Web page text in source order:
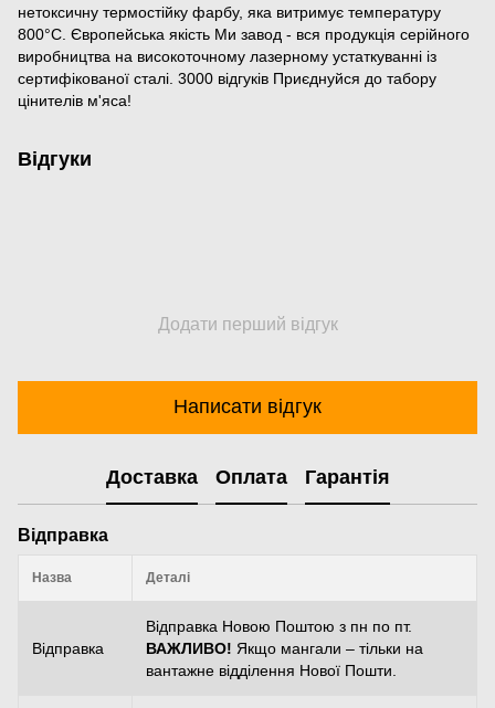
нетоксичну термостійку фарбу, яка витримує температуру
800°С. Європейська якість Ми завод - вся продукція серійного
виробництва на високоточному лазерному устаткуванні із
сертифікованої сталі. 3000 відгуків Приєднуйся до табору
цінителів м'яса!
Відгуки
Додати перший відгук
Написати відгук
Доставка Оплата Гарантія
Відправка
Назва Деталі
Відправка
Відправка Новою Поштою з пн по пт.
ВАЖЛИВО! Якщо мангали – тільки на
вантажне відділення Нової Пошти.